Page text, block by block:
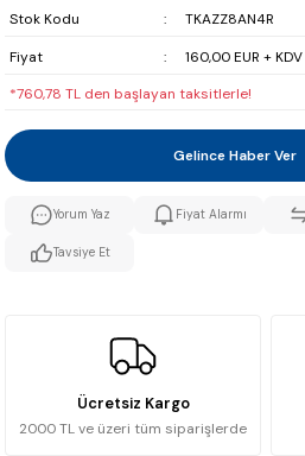
Stok Kodu
TKAZZ8AN4R
Fiyat
160,00 EUR + KDV
*760,78 TL den başlayan taksitlerle!
Gelince Haber Ver
Yorum Yaz Fiyat Alarmı
Tavsiye Et
Ücretsiz Kargo
2000 TL ve üzeri tüm siparişlerde